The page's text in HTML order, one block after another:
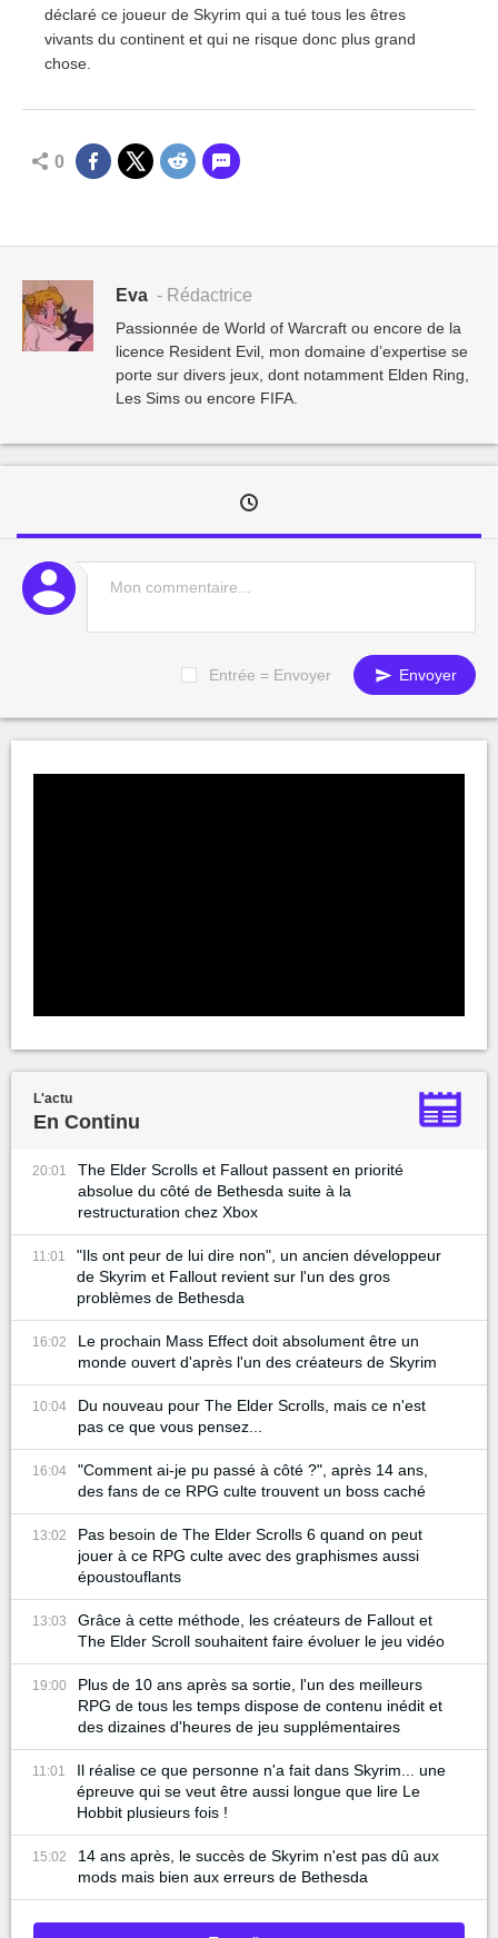
déclaré ce joueur de Skyrim qui a tué tous les êtres
vivants du continent et qui ne risque donc plus grand
chose.
0
Eva - Rédactrice
Passionnée de World of Warcraft ou encore de la
licence Resident Evil, mon domaine d’expertise se
porte sur divers jeux, dont notamment Elden Ring,
Les Sims ou encore FIFA.
Entrée = Envoyer Envoyer
L'actu
En Continu
20:01
The Elder Scrolls et Fallout passent en priorité
absolue du côté de Bethesda suite à la
restructuration chez Xbox
11:01
"Ils ont peur de lui dire non", un ancien développeur
de Skyrim et Fallout revient sur l'un des gros
problèmes de Bethesda
16:02
Le prochain Mass Effect doit absolument être un
monde ouvert d'après l'un des créateurs de Skyrim
10:04
Du nouveau pour The Elder Scrolls, mais ce n'est
pas ce que vous pensez...
16:04
"Comment ai-je pu passé à côté ?", après 14 ans,
des fans de ce RPG culte trouvent un boss caché
13:02
Pas besoin de The Elder Scrolls 6 quand on peut
jouer à ce RPG culte avec des graphismes aussi
époustouflants
13:03
Grâce à cette méthode, les créateurs de Fallout et
The Elder Scroll souhaitent faire évoluer le jeu vidéo
19:00
Plus de 10 ans après sa sortie, l'un des meilleurs
RPG de tous les temps dispose de contenu inédit et
des dizaines d'heures de jeu supplémentaires
11:01
Il réalise ce que personne n'a fait dans Skyrim... une
épreuve qui se veut être aussi longue que lire Le
Hobbit plusieurs fois !
15:02
14 ans après, le succès de Skyrim n'est pas dû aux
mods mais bien aux erreurs de Bethesda